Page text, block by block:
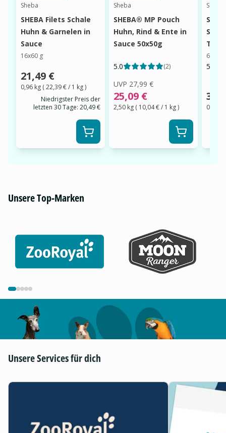
Sheba
SHEBA Filets Schale
Huhn & Garnelen in
Sauce
16x60 g
21,49 €
0,96 kg (22,39 €/ 1 kg)
Niedrigster Preis der
letzten 30 Tage: 20,49 €
Sheba
SHEBA® MP Pouch
Huhn, Rind & Ente in
Sauce 50x50g
5.0 (2)
UVP 27,99 €
25,09 €
2,50 kg ( 10,04 €/ 1 kg)
Sheba
6x50 g
5.0
0,30 kg
Unsere Top-Marken
Unsere Services für dich